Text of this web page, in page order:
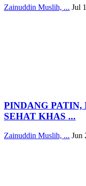
Zainuddin Muslih, ... Jul
PINDANG
SEHAT KHAS ...
Zainuddin Muslih, ... Jun